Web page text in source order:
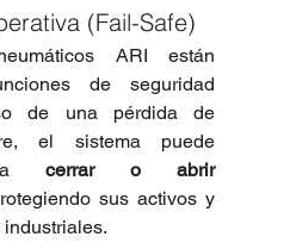
(Fail-Safe)
ARI están
de seguridad
de una pérdida de
el sistema puede
cerrar o abrir
sus activos y